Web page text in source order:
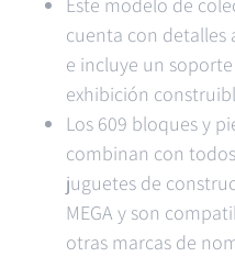
cuenta con detalles
e incluye un
exhibición
Los 609 bloques y
combinan con
juguetes de
MEGA y son
otras marcas de